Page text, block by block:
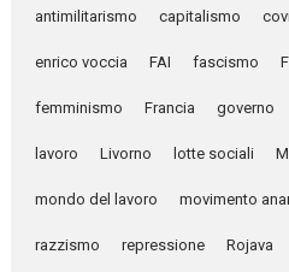
antimilitarismo capitalismo
enrico voccia FAI fascismo
femminismo Francia governo
lavoro Livorno lotte sociali
mondo del lavoro movimento
razzismo repressione Rojava